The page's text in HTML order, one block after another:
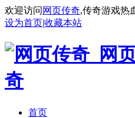
欢迎访问 网页传奇,传奇游戏热
设为首页|收藏本站
首页